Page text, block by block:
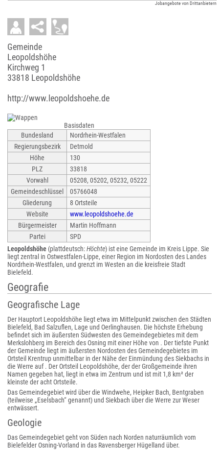
Jobangebote von Drittanbietern
Gemeinde
Leopoldshöhe
Kirchweg 1
33818 Leopoldshöhe
http://www.leopoldshoehe.de
Basisdaten
Bundesland
Nordrhein-Westfalen
Regierungsbezirk
Detmold
Höhe
130
PLZ
33818
Vorwahl
05208, 05202, 05232, 05222
Gemeindeschlüssel
05766048
Gliederung
8 Ortsteile
Website
www.leopoldshoehe.de
Bürgermeister
Martin Hoffmann
Partei
SPD
Leopoldshöhe (plattdeutsch:Höchte) ist eine Gemeinde im Kreis Lippe. Sie
liegt zentral in Ostwestfalen-Lippe, einer Region im Nordosten des Landes
Nordrhein-Westfalen, und grenzt im Westen an die kreisfreie Stadt
Bielefeld.
Geografie
Geografische Lage
Der Hauptort Leopoldshöhe liegt etwa im Mittelpunkt zwischen den Städten
Bielefeld, Bad Salzuflen, Lage und Oerlinghausen. Die höchste Erhebung
befindet sich im äußersten Südwesten des Gemeindegebietes mit dem
Merkslohberg im Bereich des Osning mit einer Höhe von . Der tiefste Punkt
der Gemeinde liegt im äußersten Nordosten des Gemeindegebietes im
Ortsteil Krentrup unmittelbar in der Nähe der Einmündung des Siekbachs in
die Werre auf . Der Ortsteil Leopoldshöhe, der der Großgemeinde ihren
Namen gegeben hat, liegt in etwa im Zentrum und ist mit 1,8 km² der
kleinste der acht Ortsteile.
Das Gemeindegebiet wird über die Windwehe, Heipker Bach, Bentgraben
(teilweise „Eselsbach“ genannt) und Siekbach über die Werre zur Weser
entwässert.
Geologie
Das Gemeindegebiet geht von Süden nach Norden naturräumlich vom
Bielefelder Osning-Vorland in das Ravensberger Hügelland über.